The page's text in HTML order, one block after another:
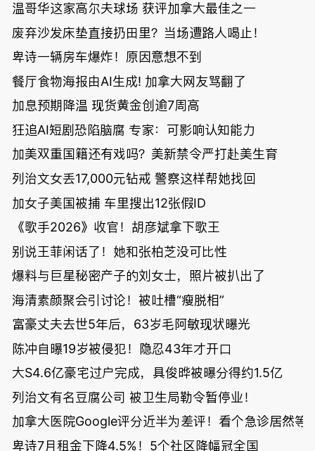
温哥华这家高尔夫球场 获评加拿大最佳之一
废弃沙发床垫直接扔田里？当场遭路人喝止！
卑诗一辆房车爆炸！原因意想不到
餐厅食物海报由AI生成! 加拿大网友骂翻了
加息预期降温 现货黄金创逾7周高
狂追AI短剧恐陷脑腐 专家：可影响认知能力
加美双重国籍还有戏吗？美新禁令严打赴美生育
列治文女丢17,000元钻戒 警察这样帮她找回
加女子美国被捕 车里搜出12张假ID
《歌手2026》收官！胡彦斌拿下歌王
别说王菲闲话了！她和张柏芝没可比性
爆料与巨星秘密产子的刘女士，照片被扒出了
海清素颜聚会引讨论！被吐槽“瘦脱相”
富豪丈夫去世5年后，63岁毛阿敏现状曝光
陈冲自曝19岁被侵犯！隐忍43年才开口
大S4.6亿豪宅过户完成，具俊晔被曝分得约1.5亿
列治文有名豆腐公司 被卫生局勒令暂停业！
加拿大医院Google评分近半为差评！看个急诊居然等
卑诗7月租金下降4.5%！5个社区降幅冠全国